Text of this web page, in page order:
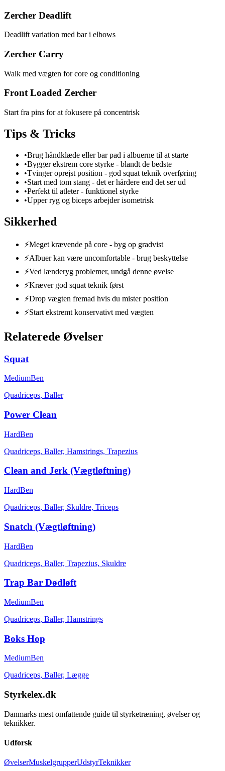
Zercher Deadlift
Deadlift variation med bar i elbows
Zercher Carry
Walk med vægten for core og conditioning
Front Loaded Zercher
Start fra pins for at fokusere på concentrisk
Tips & Tricks
•Brug håndklæde eller bar pad i albuerne til at starte
•Bygger ekstrem core styrke - blandt de bedste
•Tvinger oprejst position - god squat teknik overføring
•Start med tom stang - det er hårdere end det ser ud
•Perfekt til atleter - funktionel styrke
•Upper ryg og biceps arbejder isometrisk
Sikkerhed
⚡Meget krævende på core - byg op gradvist
⚡Albuer kan være uncomfortable - brug beskyttelse
⚡Ved lænderyg problemer, undgå denne øvelse
⚡Kræver god squat teknik først
⚡Drop vægten fremad hvis du mister position
⚡Start ekstremt konservativt med vægten
Relaterede Øvelser
Squat
MediumBen
Quadriceps, Baller
Power Clean
HardBen
Quadriceps, Baller, Hamstrings, Trapezius
Clean and Jerk (Vægtløftning)
HardBen
Quadriceps, Baller, Skuldre, Triceps
Snatch (Vægtløftning)
HardBen
Quadriceps, Baller, Trapezius, Skuldre
Trap Bar Dødløft
MediumBen
Quadriceps, Baller, Hamstrings
Boks Hop
MediumBen
Quadriceps, Baller, Lægge
Styrkelex.dk
Danmarks mest omfattende guide til styrketræning, øvelser og
teknikker.
Udforsk
ØvelserMuskelgrupperUdstyrTeknikker